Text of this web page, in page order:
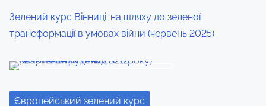
:
Зелений курс Вінниці: на шляху до зеленої
трансформації в умовах війни (червень 2025)
Європейський зелений курс